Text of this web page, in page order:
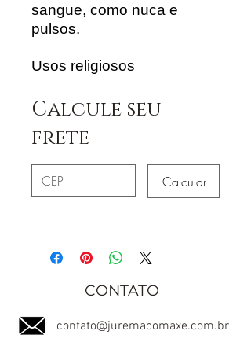
sangue, como nuca e
pulsos.
Usos religiosos
Calcule seu
frete
Calcular
CONTATO
contato@juremacomaxe.com.br